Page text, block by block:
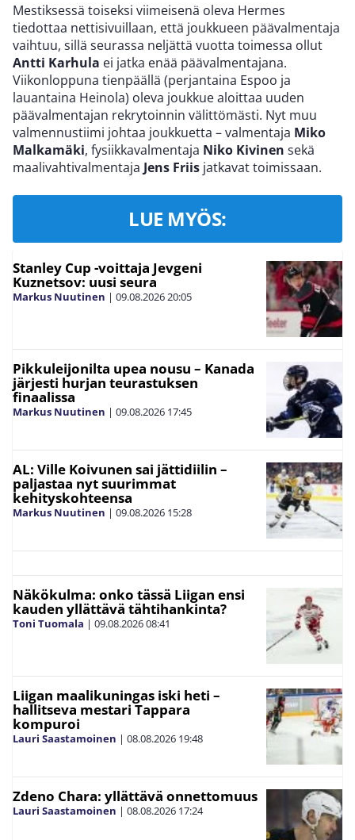
Mestiksessä toiseksi viimeisenä oleva Hermes
tiedottaa nettisivuillaan, että joukkueen päävalmentaja
vaihtuu, sillä seurassa neljättä vuotta toimessa ollut
Antti Karhula ei jatka enää päävalmentajana.
Viikonloppuna tienpäällä (perjantaina Espoo ja
lauantaina Heinola) oleva joukkue aloittaa uuden
päävalmentajan rekrytoinnin välittömästi. Nyt muu
valmennustiimi johtaa joukkuetta – valmentaja Miko
Malkamäki, fysiikkavalmentaja Niko Kivinen sekä
maalivahtivalmentaja Jens Friis jatkavat toimissaan.
LUE MYÖS:
Stanley Cup -voittaja Jevgeni
Kuznetsov: uusi seura
Markus Nuutinen | 09.08.202620:05
Pikkuleijonilta upea nousu – Kanada
järjesti hurjan teurastuksen
finaalissa
Markus Nuutinen | 09.08.2026 17:45
AL: Ville Koivunen sai jättidiilin –
paljastaa nyt suurimmat
kehityskohteensa
Markus Nuutinen | 09.08.2026 15:28
Näkökulma: onko tässä Liigan ensi
kauden yllättävä tähtihankinta?
Toni Tuomala | 09.08.202608:41
Liigan maalikuningas iski heti –
hallitseva mestari Tappara
kompuroi
Lauri Saastamoinen | 08.08.2026 19:48
Zdeno Chara: yllättävä onnettomuus
Lauri Saastamoinen | 08.08.2026 17:24